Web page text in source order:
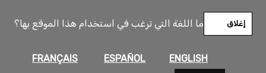
ما اللغة التي ترغب في استخدام هذا الموقع بها؟
ENGLISH
ESPAÑOL
FRANÇAIS
إغلاق
المحتوى